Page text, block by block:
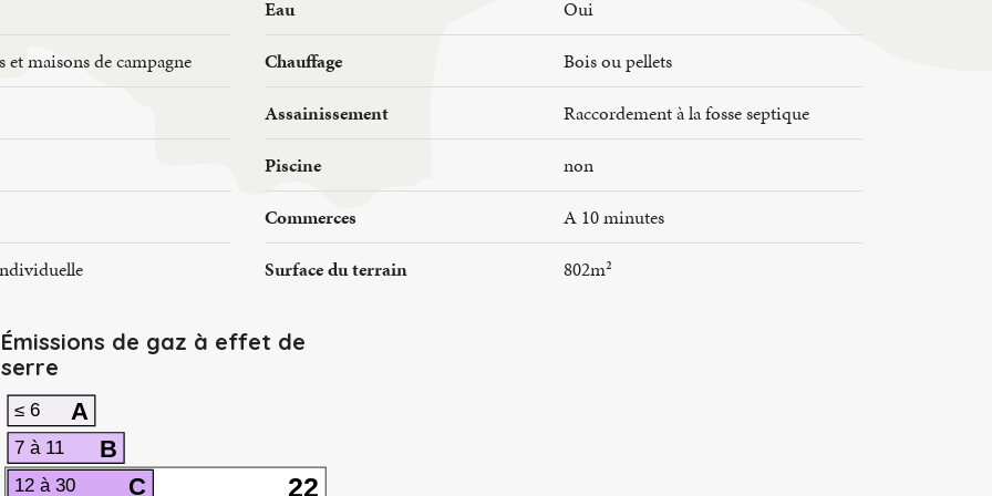
et maisons de campagne
Eau
Oui
Chauffage
Bois ou pellets
Assainissement
Raccordement à la fosse septique
Piscine
non
Commerces
A 10 minutes
Surface du terrain
802m²
Émissions de gaz à effet de
serre
A
≤ 6
B
7 à 11
22
C
12 à 30